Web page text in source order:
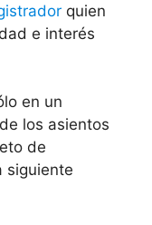
quien
e interés
en un
los asientos
de
siguiente